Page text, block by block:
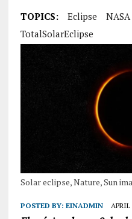
TOPICS: Eclipse NASA
TotalSolarEclipse
Solar eclipse, Nature, Sun
POSTED BY: EINADMIN APRIL